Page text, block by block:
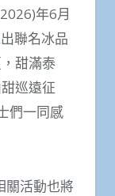
年6月
聯名冰品
甜滿泰
巡遠征
們一同感
關活動也將